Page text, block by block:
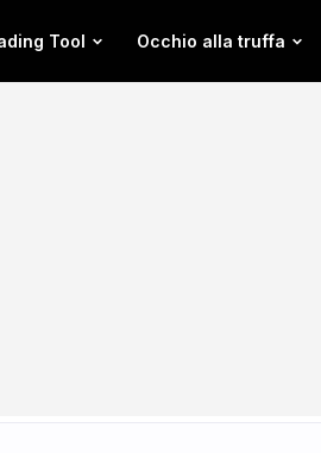
Tool Occhio alla truffa